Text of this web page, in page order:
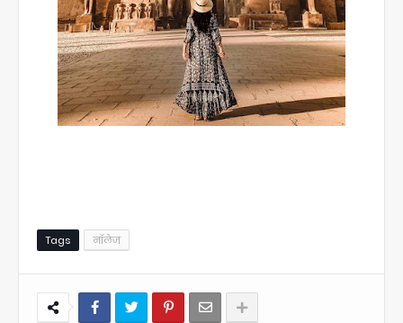
Tags नॉलेज